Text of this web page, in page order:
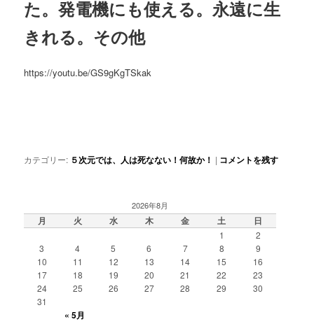
た。発電機にも使える。永遠に生
きれる。その他
https://youtu.be/GS9gKgTSkak
カテゴリー: ５次元では、人は死なない！何故か！ | コメントを残す
2026年8月
月 火 水 木 金 土 日
1
2
3
4 5 6 7 8
9
10
11 12 13 14 15
16
17
18 19 20 21 22
23
24
25 26 27 28 29
30
31
« 5月